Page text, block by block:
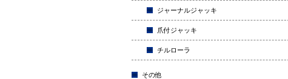
ジャーナルジャッキ
爪付ジャッキ
チルローラ
その他